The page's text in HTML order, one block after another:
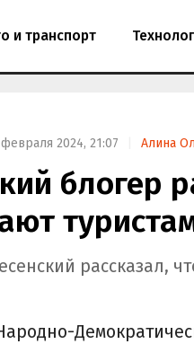
и транспорт
2024, 21:07 Алина
блогер
рассказал,